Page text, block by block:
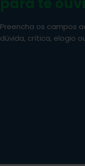
Preencha os campos
dúvida, crítica, elogio